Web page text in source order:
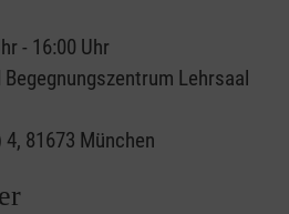
- 16:00 Uhr
Lehrsaal
81673 München